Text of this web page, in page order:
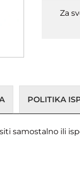
Za
POLITIKA
samostalno ili